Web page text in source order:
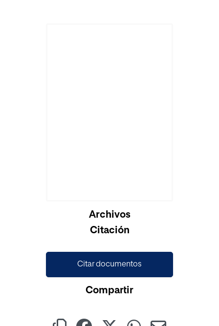
Archivos
Citación
Citar documentos
Compartir